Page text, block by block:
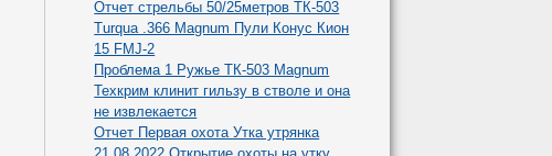
Отчет стрельбы 50/25метров ТК-503
Turqua .366 Magnum Пули Конус Кион
15 FMJ-2
Проблема 1 Ружье ТК-503 Magnum
Техкрим клинит гильзу в стволе и она
не извлекается
Отчет Первая охота Утка утрянка